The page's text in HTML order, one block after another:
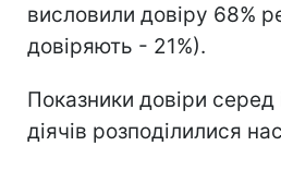
висловили довіру 68%
довіряють - 21%).
Показники довіри серед
діячів розподілилися